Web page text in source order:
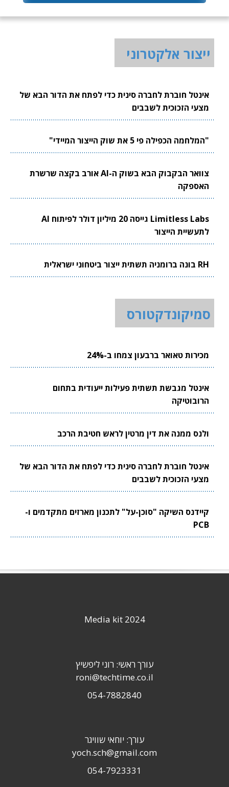
ייצור אלקטרוני
אינטל חוברת לחברה סינית כדי לפתח את הדור הבא של
מצעי הזכוכית לשבבים
"המלחמה הכפילה פי 5 את שוק הייצור המיידי"
צוואר הבקבוק הבא בשוק ה-AI אורב בקצה שרשרת
האספקה
Limitless Labs גייסה 20 מיליון דולר לפיתוח AI
לתעשיית הייצור
RH בונה ברומניה תשתית ייצור ביטחוני ישראלית
סמיקונדקטורס
מכירות טאואר ברבעון צמחו ב-24%
אינטל מגבשת תשתית פעילות ייעודית בתחום
הרובוטיקה
ולנס ממנה את דין מרטין לראש חטיבת הרכב
אינטל חוברת לחברה סינית כדי לפתח את הדור הבא של
מצעי הזכוכית לשבבים
קיידנס השיקה "סוכן-על" לתכנון מארזים מתקדמים ו-
PCB
Media kit 2024
עורך ראשי: רוני ליפשיץ
roni@techtime.co.il
054-7882840
עורך: יוחאי שוויגר
yoch.sch@gmail.com
054-7923331